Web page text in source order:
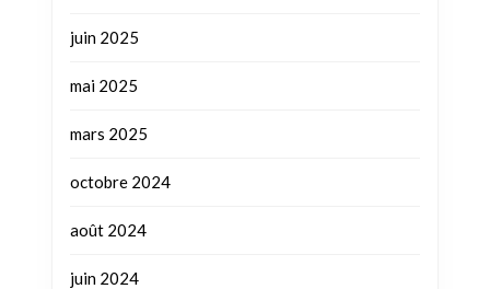
juin 2025
mai 2025
mars 2025
octobre 2024
août 2024
juin 2024